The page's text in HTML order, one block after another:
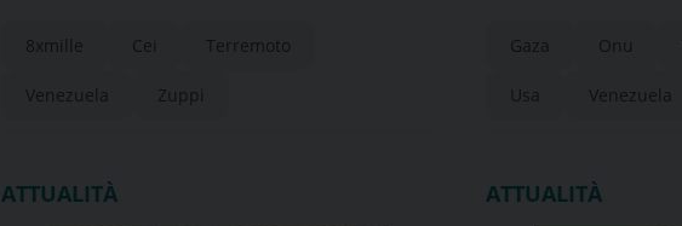
8xmille Cei Terremoto
Venezuela Zuppi
Gaza Onu
Usa Venezuela
ATTUALITÀ ATTUALITÀ